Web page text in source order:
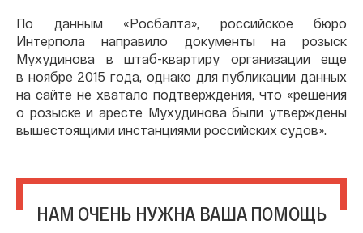
По данным «Росбалта», российское бюро
Интерпола направило документы на розыск
Мухудинова в штаб-квартиру организации еще
в ноябре 2015 года, однако для публикации данных
на сайте не хватало подтверждения, что «решения
о розыске и аресте Мухудинова были утверждены
вышестоящими инстанциями российских судов».
НАМ ОЧЕНЬ НУЖНА ВАША ПОМОЩЬ